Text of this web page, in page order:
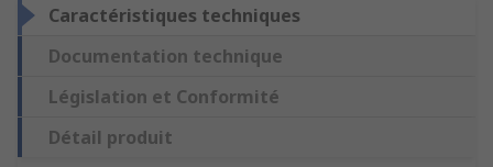
Caractéristiques techniques
Documentation technique
Législation et Conformité
Détail produit